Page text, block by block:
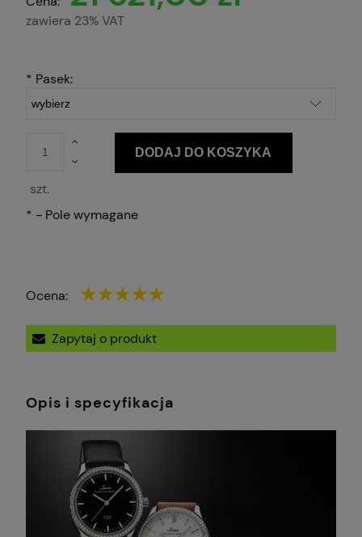
zawiera 23% VAT
* Pasek:
szt.
DODAJ DO KOSZYKA
* - Pole wymagane
Ocena:
Zapytaj o produkt
Opis i specyfikacja